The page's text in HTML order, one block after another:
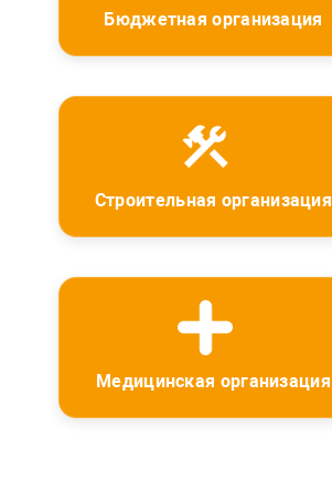
Бюджетная организация
Строительная организация
Медицинская организация